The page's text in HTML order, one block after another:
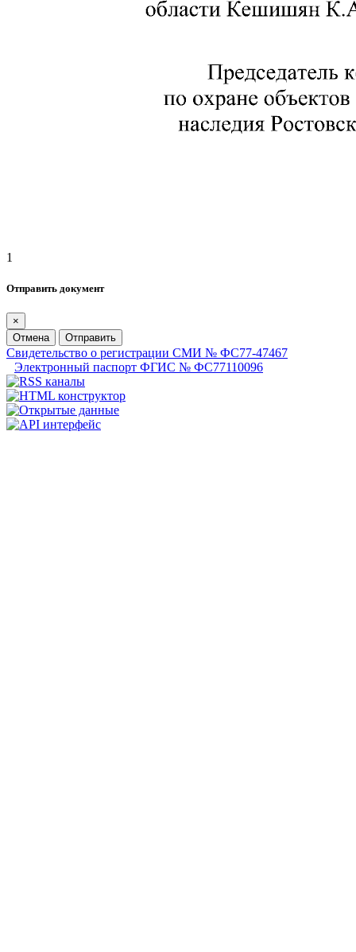
1
Отправить документ
×
Отмена
Отправить
Свидетельство о регистрации СМИ № ФС77-47467
Электронный паспорт ФГИС № ФС77110096